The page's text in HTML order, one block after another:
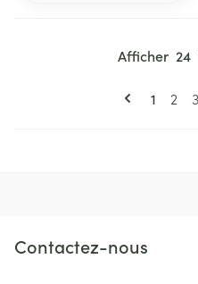
Vous
1 Page
2 3
Afficher
Contactez-nous